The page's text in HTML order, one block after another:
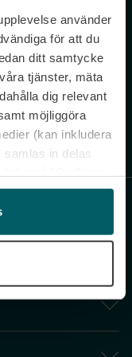
använder
för att du
ditt samtycke
tjänster, mäta
dig relevant
möjliggöra
(kan inkludera
samlas in delas
cookies medan du
av
när som helst.
. Avprenumerera